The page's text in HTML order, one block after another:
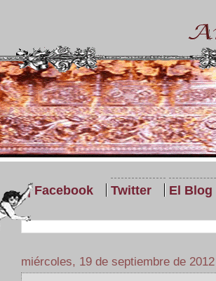
| Facebook Twitter El
miércoles, 19 de septiembre de 2012